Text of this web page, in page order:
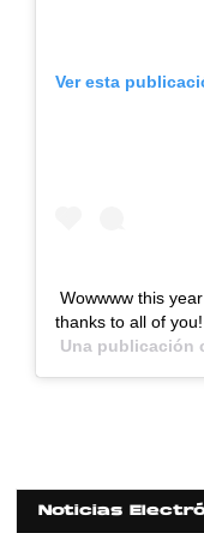
Ver esta
Wowwww this
thanks to all of
Una publicación
Noticias